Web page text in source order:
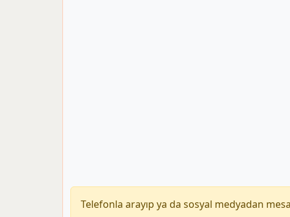
Telefonla arayıp ya da sosyal medyadan